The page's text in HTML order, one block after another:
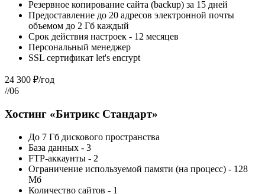
Резервное копирование сайта (backup) за 15 дней
Предоставление до 20 адресов электронной почты
объемом до 2 Гб каждый
Срок действия настроек - 12 месяцев
Персональный менеджер
SSL сертификат let's encrypt
24 300 ₽/год
//06
Хостинг «Битрикс Стандарт»
До 7 Гб дискового пространства
База данных - 3
FTP-аккаунты - 2
Ограничение используемой памяти (на процесс) - 128
Мб
Количество сайтов - 1